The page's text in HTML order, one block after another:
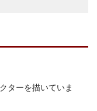
ターを描いていま